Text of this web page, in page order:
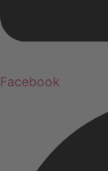
Facebook